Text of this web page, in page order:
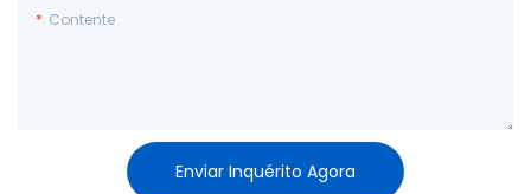
Contente
Enviar Inquérito Agora